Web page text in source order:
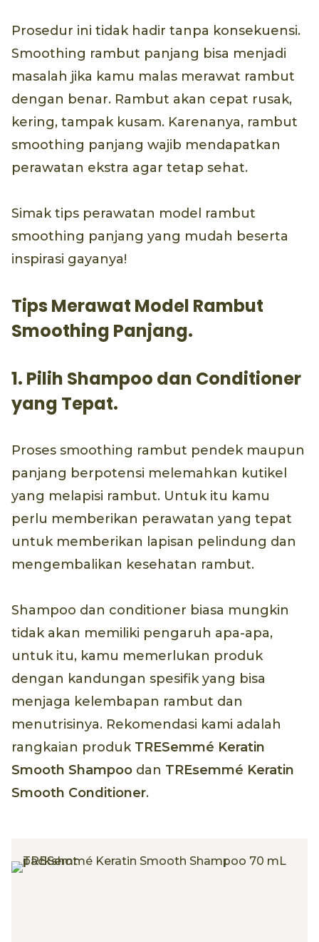
Prosedur ini tidak hadir tanpa konsekuensi.
Smoothing rambut panjang bisa menjadi
masalah jika kamu malas merawat rambut
dengan benar. Rambut akan cepat rusak,
kering, tampak kusam. Karenanya, rambut
smoothing panjang wajib mendapatkan
perawatan ekstra agar tetap sehat.
Simak tips perawatan model rambut
smoothing panjang yang mudah beserta
inspirasi gayanya!
Tips Merawat Model Rambut
Smoothing Panjang.
1. Pilih Shampoo dan Conditioner
yang Tepat.
Proses smoothing rambut pendek maupun
panjang berpotensi melemahkan kutikel
yang melapisi rambut. Untuk itu kamu
perlu memberikan perawatan yang tepat
untuk memberikan lapisan pelindung dan
mengembalikan kesehatan rambut.
Shampoo dan conditioner biasa mungkin
tidak akan memiliki pengaruh apa-apa,
untuk itu, kamu memerlukan produk
dengan kandungan spesifik yang bisa
menjaga kelembapan rambut dan
menutrisinya. Rekomendasi kami adalah
rangkaian produk TRESemmé Keratin
Smooth Shampoo dan TREsemmé Keratin
Smooth Conditioner.